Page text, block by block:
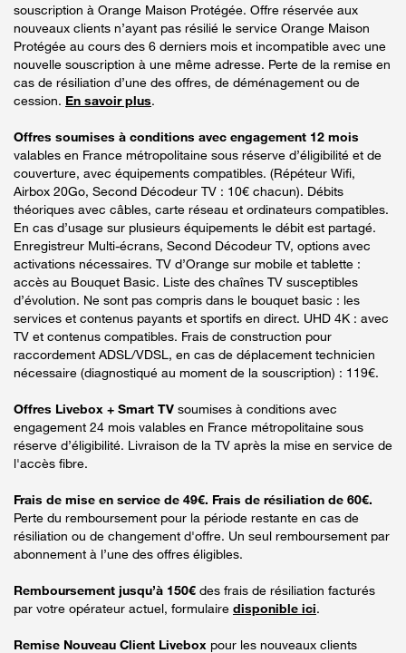
souscription à Orange Maison Protégée. Offre réservée aux
nouveaux clients n’ayant pas résilié le service Orange Maison
Protégée au cours des 6 derniers mois et incompatible avec une
nouvelle souscription à une même adresse. Perte de la remise en
cas de résiliation d’une des offres, de déménagement ou de
cession. En savoir plus.
Offres soumises à conditions avec engagement 12 mois
valables en France métropolitaine sous réserve d’éligibilité et de
couverture, avec équipements compatibles. (Répéteur Wifi,
Airbox 20Go, Second Décodeur TV : 10€ chacun). Débits
théoriques avec câbles, carte réseau et ordinateurs compatibles.
En cas d’usage sur plusieurs équipements le débit est partagé.
Enregistreur Multi-écrans, Second Décodeur TV, options avec
activations nécessaires. TV d’Orange sur mobile et tablette :
accès au Bouquet Basic. Liste des chaînes TV susceptibles
d’évolution. Ne sont pas compris dans le bouquet basic : les
services et contenus payants et sportifs en direct. UHD 4K : avec
TV et contenus compatibles. Frais de construction pour
raccordement ADSL/VDSL, en cas de déplacement technicien
nécessaire (diagnostiqué au moment de la souscription) : 119€.
Offres Livebox + Smart TV soumises à conditions avec
engagement 24 mois valables en France métropolitaine sous
réserve d’éligibilité. Livraison de la TV après la mise en service de
l'accès fibre.
Frais de mise en service de 49€. Frais de résiliation de 60€.
Perte du remboursement pour la période restante en cas de
résiliation ou de changement d'offre. Un seul remboursement par
abonnement à l’une des offres éligibles.
Remboursement jusqu’à 150€ des frais de résiliation facturés
par votre opérateur actuel, formulaire disponible ici.
Remise Nouveau Client Livebox pour les nouveaux clients